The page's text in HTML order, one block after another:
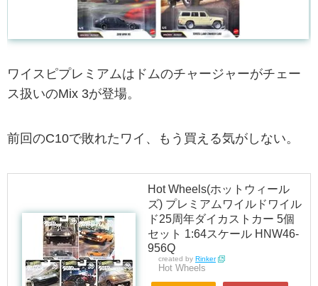
ワイスピプレミアムはドムのチャージャーがチェー
ス扱いのMix 3が登場。
前回のC10で敗れたワイ、もう買える気がしない。
Hot Wheels(ホットウィール
ズ) プレミアムワイルドワイル
ド25周年ダイカストカー 5個
セット 1:64スケール HNW46-
956Q
created by Rinker
Hot Wheels